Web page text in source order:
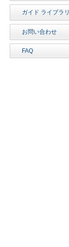
ガイド ライブラリ
お問い合わせ
FAQ